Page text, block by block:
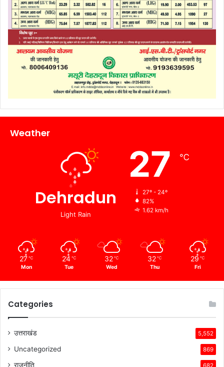
Weather
Dehradun
Light Rain
27 ℃
27º - 24º
82%
1.62 km/h
27 ℃
Mon
24 ℃
Tue
32 ℃
Wed
32 ℃
Thu
29 ℃
Fri
Categories
उत्तराखंड 5,552
Uncategorized 869
राजनीति 682